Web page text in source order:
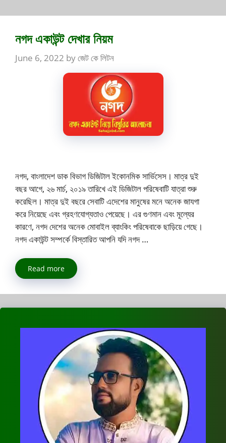
নগদ একাউন্ট দেখার নিয়ম
June 6, 2022 byজেট কে লিটন
নগদ, বাংলাদেশ ডাক বিভাগ ডিজিটাল ইকোনমিক সার্ভিসেস। মাত্র দুই
বছর আগে, ২৬ মার্চ, ২০১৯ তারিখে এই ডিজিটাল পরিষেবাটি যাত্রা শুরু
করেছিল। মাত্র দুই বছরে সেবাটি এদেশের মানুষের মনে অনেক জাযগা
করে নিয়েছে এবং গ্রহণযোগ্যতাও পেয়েছে। এর গুণমান এবং মূল্যের
কারণে, নগদ দেশের অনেক মোবাইল ব্যাংকিং পরিষেবাকে ছাড়িয়ে গেছে।
নগদ একাউন্ট সম্পর্কে বিস্তারিত আপনি যদি নগদ …
Read more